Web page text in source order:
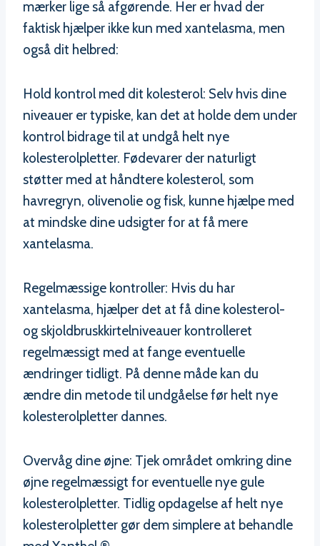
mærker lige så afgørende. Her er hvad der
faktisk hjælper ikke kun med xantelasma, men
også dit helbred:
Hold kontrol med dit kolesterol: Selv hvis dine
niveauer er typiske, kan det at holde dem under
kontrol bidrage til at undgå helt nye
kolesterolpletter. Fødevarer der naturligt
støtter med at håndtere kolesterol, som
havregryn, olivenolie og fisk, kunne hjælpe med
at mindske dine udsigter for at få mere
xantelasma.
Regelmæssige kontroller: Hvis du har
xantelasma, hjælper det at få dine kolesterol-
og skjoldbruskkirtelniveauer kontrolleret
regelmæssigt med at fange eventuelle
ændringer tidligt. På denne måde kan du
ændre din metode til undgåelse før helt nye
kolesterolpletter dannes.
Overvåg dine øjne: Tjek området omkring dine
øjne regelmæssigt for eventuelle nye gule
kolesterolpletter. Tidlig opdagelse af helt nye
kolesterolpletter gør dem simplere at behandle